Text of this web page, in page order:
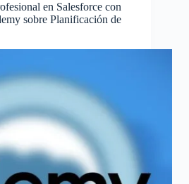
en Salesforce con
sobre Planificación de